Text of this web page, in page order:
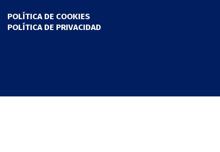
POLÍTICA DE COOKIES
POLÍTICA DE PRIVACIDAD